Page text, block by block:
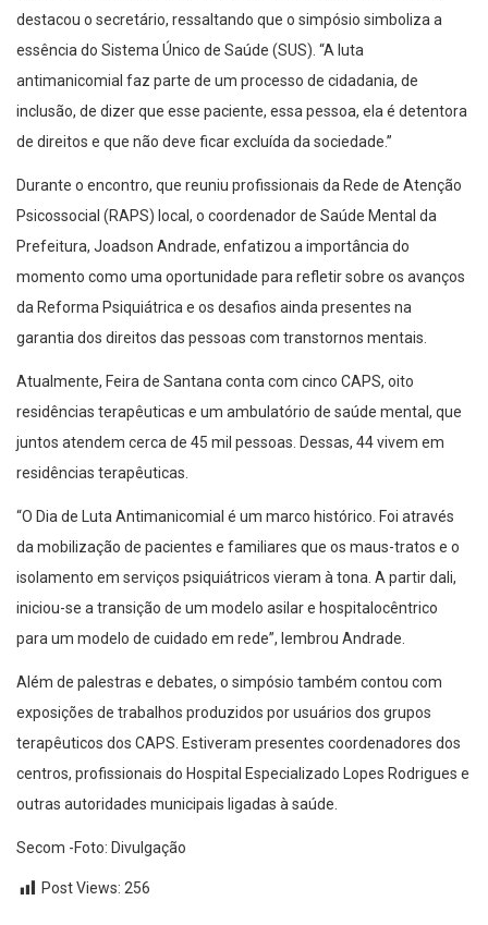
destacou o secretário, ressaltando que o simpósio simboliza a
essência do Sistema Único de Saúde (SUS). “A luta
antimanicomial faz parte de um processo de cidadania, de
inclusão, de dizer que esse paciente, essa pessoa, ela é detentora
de direitos e que não deve ficar excluída da sociedade.”
Durante o encontro, que reuniu profissionais da Rede de Atenção
Psicossocial (RAPS) local, o coordenador de Saúde Mental da
Prefeitura, Joadson Andrade, enfatizou a importância do
momento como uma oportunidade para refletir sobre os avanços
da Reforma Psiquiátrica e os desafios ainda presentes na
garantia dos direitos das pessoas com transtornos mentais.
Atualmente, Feira de Santana conta com cinco CAPS, oito
residências terapêuticas e um ambulatório de saúde mental, que
juntos atendem cerca de 45 mil pessoas. Dessas, 44 vivem em
residências terapêuticas.
“O Dia de Luta Antimanicomial é um marco histórico. Foi através
da mobilização de pacientes e familiares que os maus-tratos e o
isolamento em serviços psiquiátricos vieram à tona. A partir dali,
iniciou-se a transição de um modelo asilar e hospitalocêntrico
para um modelo de cuidado em rede”, lembrou Andrade.
Além de palestras e debates, o simpósio também contou com
exposições de trabalhos produzidos por usuários dos grupos
terapêuticos dos CAPS. Estiveram presentes coordenadores dos
centros, profissionais do Hospital Especializado Lopes Rodrigues e
outras autoridades municipais ligadas à saúde.
Secom -Foto: Divulgação
Post Views: 256